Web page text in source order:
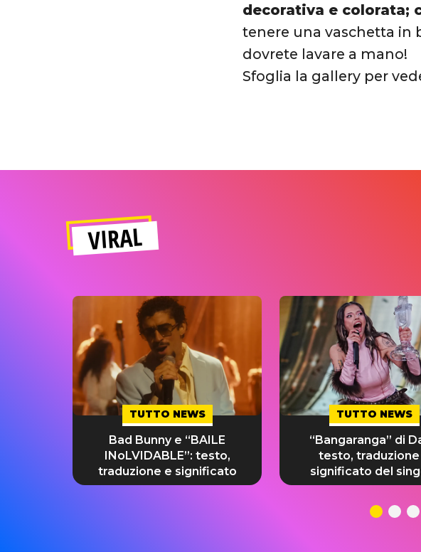
decorativa e colorata;
tenere una vaschetta in
dovrete lavare a mano!
Sfoglia la gallery per
VIRAL
TUTTO NEWS
Bad Bunny e “BAILE
INoLVIDABLE”: testo,
traduzione e significato
TUTTO NEWS
“Bangaranga” di
testo, traduzione
significato del